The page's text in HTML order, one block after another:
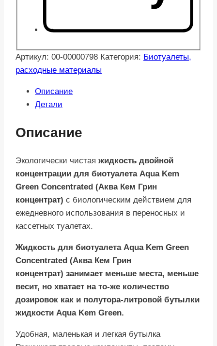
Артикул: 00-00000798 Категория: Биотуалеты,
расходные материалы
Описание
Детали
Описание
Экологически чистая жидкость двойной
концентрации для биотуалета Aqua Kem
Green Concentrated (Аква Кем Грин
концентрат) с биологическим действием для
ежедневного использования в переносных и
кассетных туалетах.
Жидкость для биотуалета Aqua Kem Green
Concentrated (Аква Кем Грин
концентрат) занимает меньше места, меньше
весит, но хватает на то-же количество
дозировок как и полутора-литровой бутылки
жидкости Aqua Kem Green.
Удобная, маленькая и легкая бутылка